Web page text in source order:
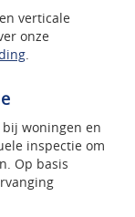
verticale
onze
woningen en
inspectie om
Op basis